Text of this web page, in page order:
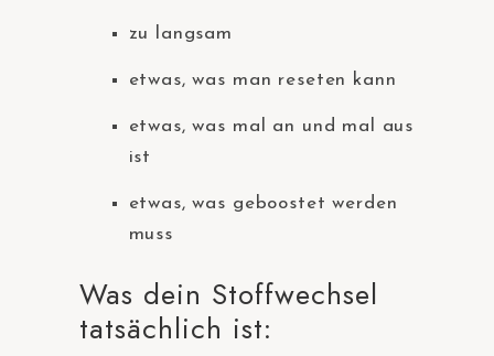
zu langsam
etwas, was man reseten kann
etwas, was mal an und mal aus
ist
etwas, was geboostet werden
muss
Was dein Stoffwechsel
tatsächlich ist: